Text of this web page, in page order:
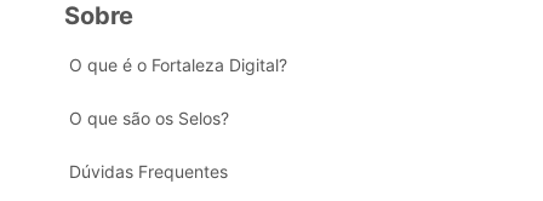
Sobre
O que é o Fortaleza Digital?
O que são os Selos?
Dúvidas Frequentes